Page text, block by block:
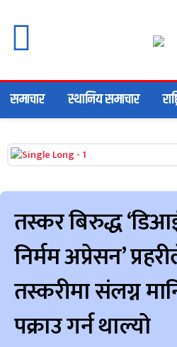
समाचार स्थानिय समाचार
तस्कर बिरुद्ध
निर्मम अप्रेसन’
तस्करीमा संलग्न
पक्राउ गर्न थाल्यो